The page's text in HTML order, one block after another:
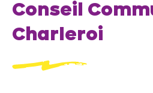
Conseil
Charleroi